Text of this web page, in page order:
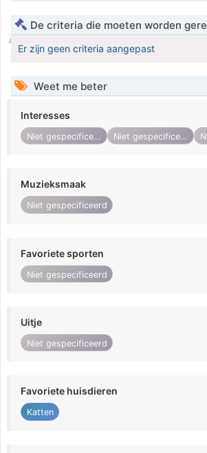
De criteria die moeten worden
Er zijn geen criteria aangepast
Weet me beter
Interesses
Niet gespecificeerd Niet gespecificeerd
Muzieksmaak
Niet gespecificeerd
Favoriete sporten
Niet gespecificeerd
Uitje
Niet gespecificeerd
Favoriete huisdieren
Katten